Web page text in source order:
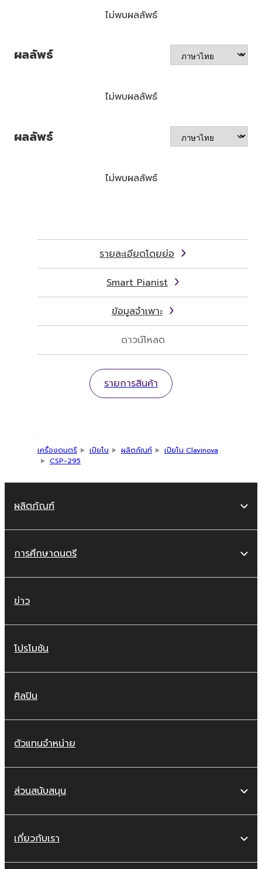
ไม่พบผลลัพธ์
ผลลัพธ์
ไม่พบผลลัพธ์
ผลลัพธ์
ไม่พบผลลัพธ์
รายละเอียดโดยย่อ
Smart Pianist
ข้อมูลจำเพาะ
ดาวน์โหลด
รายการสินค้า
เครื่องดนตรี เปียโน ผลิตภัณฑ์
เปียโน Clavinova
CSP-295
ผลิตภัณฑ์
การศึกษาดนตรี
ข่าว
โปรโมชัน
ศิลปิน
ตัวแทนจำหน่าย
ส่วนสนับสนุน
เกี่ยวกับเรา